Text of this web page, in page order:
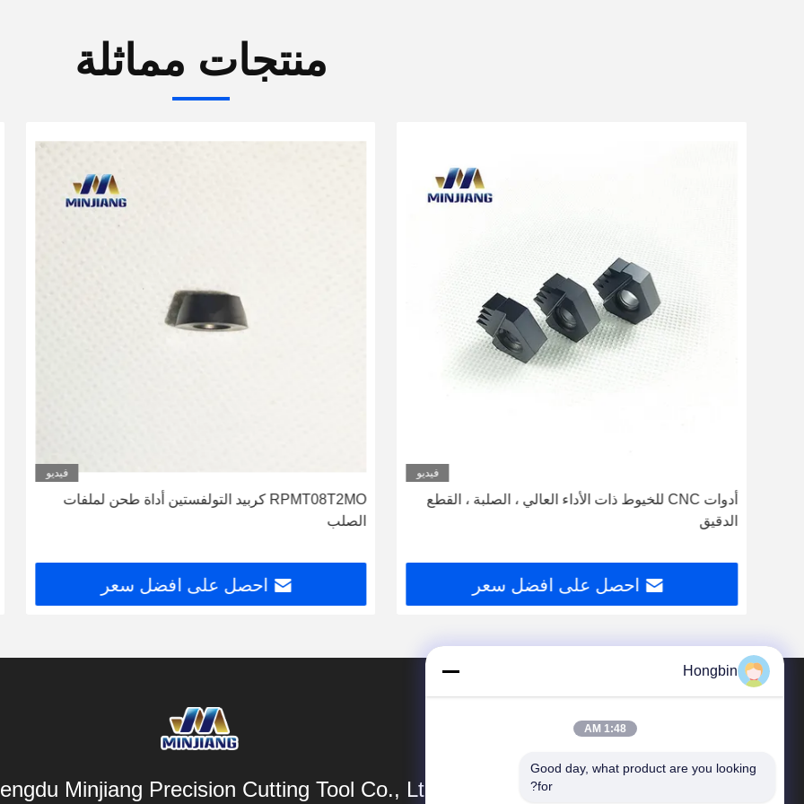
منتجات مماثلة
فيديو
أدوات CNC للخيوط ذات الأداء العالي ، الصلبة ، القطع
الدقيق
احصل على افضل سعر
فيديو
RPMT08T2MO كربيد التولفستين أداة طحن لملفات
الصلب
احصل على افضل سعر
Minjiang Precision Cutting Tool Co., Ltd.
Hongbin
1:48 AM
Good day, what product are you looking
for?